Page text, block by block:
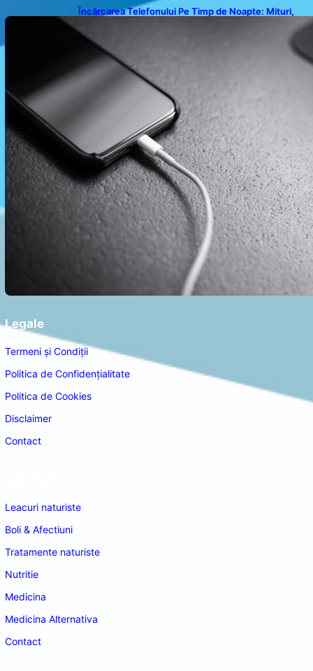
Încărcarea Telefonului Pe Timp de Noapte: Mituri,
Legale
Termeni și Condiții
Politica de Confidențialitate
Politica de Cookies
Disclaimer
Contact
Leacuri naturiste
Boli & Afectiuni
Tratamente naturiste
Nutritie
Medicina
Medicina Alternativa
Contact